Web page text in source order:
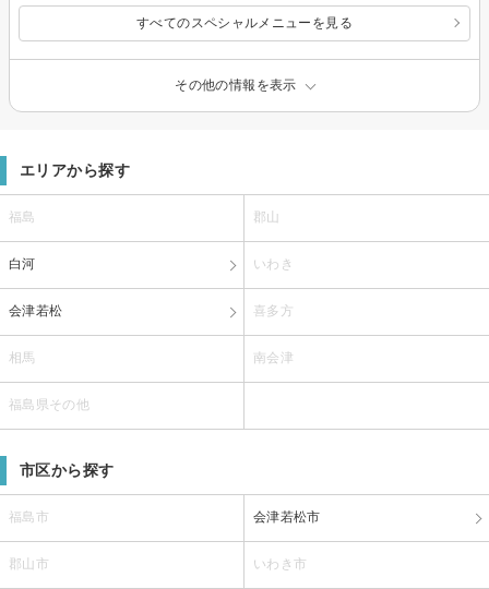
すべてのスペシャルメニューを見る
その他の情報を表示
エリアから探す
福島 郡山
白河 いわき
会津若松 喜多方
相馬 南会津
福島県その他
市区から探す
福島市 会津若松市
郡山市 いわき市